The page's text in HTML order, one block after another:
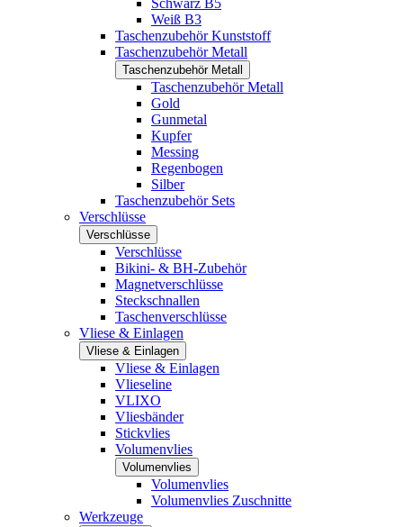
Schwarz B5
Weiß B3
Taschenzubehör Kunststoff
Taschenzubehör Metall
Taschenzubehör Metall
Taschenzubehör Metall
Gold
Gunmetal
Kupfer
Messing
Regenbogen
Silber
Taschenzubehör Sets
Verschlüsse
Verschlüsse
Verschlüsse
Bikini- & BH-Zubehör
Magnetverschlüsse
Steckschnallen
Taschenverschlüsse
Vliese & Einlagen
Vliese & Einlagen
Vliese & Einlagen
Vlieseline
VLIXO
Vliesbänder
Stickvlies
Volumenvlies
Volumenvlies
Volumenvlies
Volumenvlies Zuschnitte
Werkzeuge